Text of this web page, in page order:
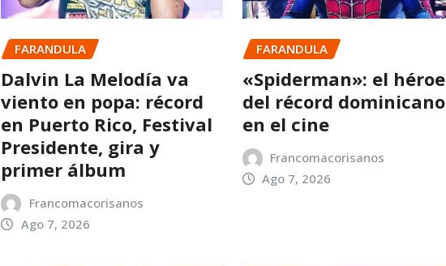
FARANDULA
Dalvin La Melodía va
viento en popa: récord
en Puerto Rico, Festival
Presidente, gira y
primer álbum
Francomacorisanos
Ago 7, 2026
FARANDULA
«Spiderman»: el héroe
del récord dominicano
en el cine
Francomacorisanos
Ago 7, 2026